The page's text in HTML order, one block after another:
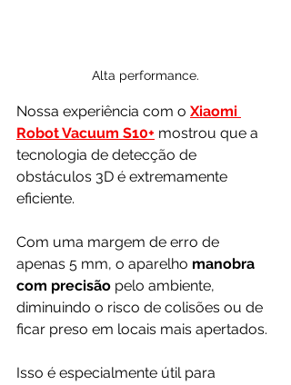
Alta performance.
Nossa experiência com o Xiaomi
Robot Vacuum S10+ mostrou que a
tecnologia de detecção de
obstáculos 3D é extremamente
eficiente.
Com uma margem de erro de
apenas 5 mm, o aparelho manobra
com precisão pelo ambiente,
diminuindo o risco de colisões ou de
ficar preso em locais mais apertados.
Isso é especialmente útil para